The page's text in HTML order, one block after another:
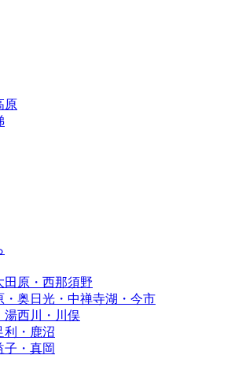
原
田原・西那須野
・奥日光・中禅寺湖・今市
湯西川・川俣
利・鹿沼
子・真岡